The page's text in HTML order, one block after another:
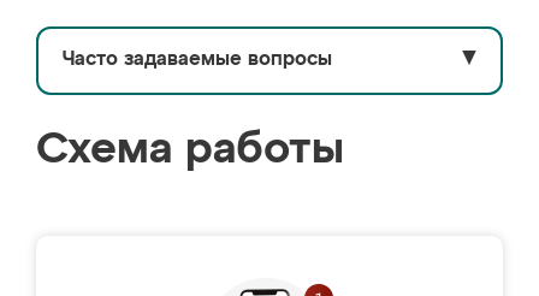
Часто задаваемые вопросы ▼
Схема работы